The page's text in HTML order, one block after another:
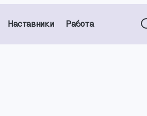
Наставники Работа